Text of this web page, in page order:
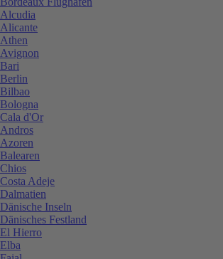
Alcudia
Alicante
Athen
Avignon
Bari
Berlin
Bilbao
Bologna
Cala d'Or
Andros
Azoren
Balearen
Chios
Costa Adeje
Dalmatien
Dänische Inseln
Dänisches Festland
El Hierro
Elba